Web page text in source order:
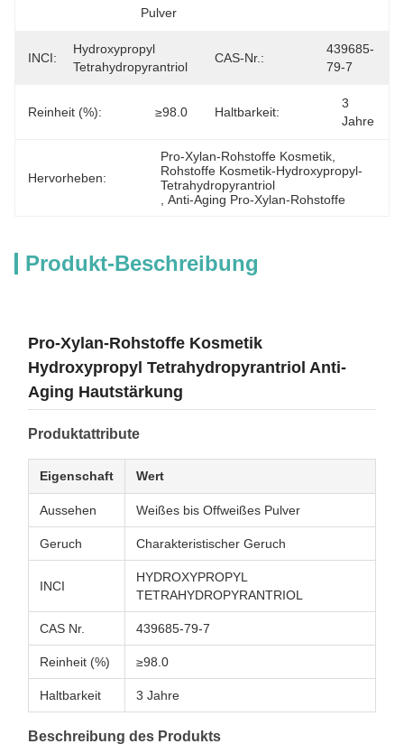
Pulver
INCI:
Hydroxypropyl
Tetrahydropyrantriol
CAS-Nr.:
439685-
79-7
Reinheit (%): ≥98.0 Haltbarkeit:
3
Jahre
Hervorheben:
Pro-Xylan-Rohstoffe Kosmetik
Rohstoffe Kosmetik-Hydroxypropyl-
Tetrahydropyrantriol
, Anti-Aging Pro-Xylan-Rohstoffe
Produkt-Beschreibung
Pro-Xylan-Rohstoffe Kosmetik
Hydroxypropyl Tetrahydropyrantriol Anti-
Aging Hautstärkung
Produktattribute
Eigenschaft Wert
Aussehen Weißes bis Offweißes Pulver
Geruch Charakteristischer Geruch
INCI
HYDROXYPROPYL
TETRAHYDROPYRANTRIOL
CAS Nr. 439685-79-7
Reinheit (%) ≥98.0
Haltbarkeit 3 Jahre
Beschreibung des Produkts